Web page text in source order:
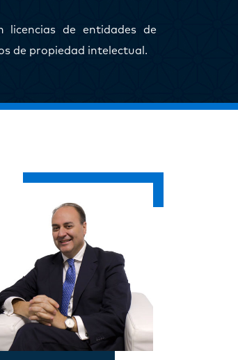
licencias de entidades de
de propiedad intelectual.